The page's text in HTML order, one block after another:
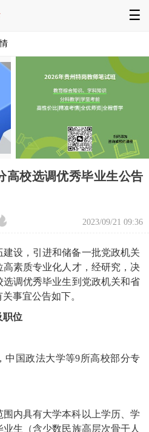
☰
高校选调优秀毕业生公告
2023/09/21 09:36
设，引进和储备一批党政机关
素质专业化人才，经研究，决
选调优秀毕业生到党政机关和省
事宜公告如下。
职位
中国政法大学等9所高校部分专
内具有大学本科以上学历、学
生（含少数民族高层次骨干人